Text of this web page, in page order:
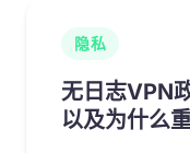
隐私
无日志VPN
以及为什么